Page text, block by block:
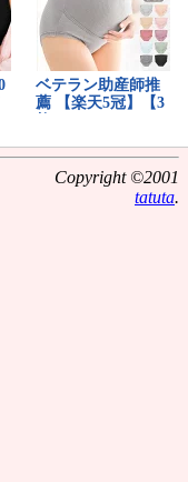
Copyright ©2001
tatuta.